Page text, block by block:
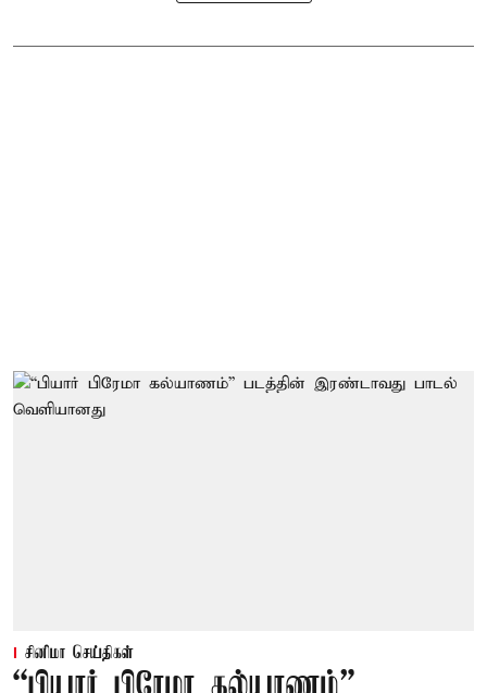
சினிமா செய்திகள்